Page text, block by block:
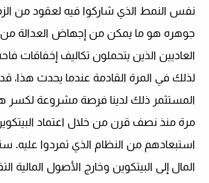
نفس النمط الذي شاركوا فيه لعقود من
جوهره هو ما يمكن من إجهاض العدالة من
العاديين الذين يتحملون تكاليف إخفاقات
لذلك في المرة القادمة عندما يحدث هذا،
المستثمر ذلك لدينا فرصة مشروعة لكسر
مرة منذ نصف قرن من خلال اعتماد
استبعادهم من النظام الذي تمردوا
المال إلى البيتكوين وخارج الأصول المالية